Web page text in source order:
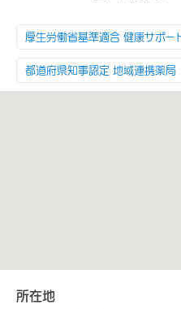
厚生労働省基準適合 健康サポー
都道府県知事認定 地域連携薬局
所在地